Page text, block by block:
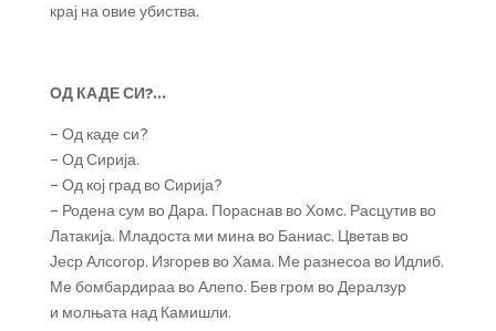
крај на овие убиства.
ОД КАДЕ СИ?…
– Од каде си?
– Од Сирија.
– Од кој град во Сирија?
– Родена сум во Дара. Пораснав во Хомс. Расцутив во
Латакија. Младоста ми мина во Баниас. Цветав во
Јеср Алсогор. Изгорев во Хама. Ме разнесоа во Идлиб.
Ме бомбардираа во Алепо. Бев гром во Дералзур
и молњата над Камишли.